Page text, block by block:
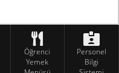
Öğrenci
Yemek
Personel
Bilgi